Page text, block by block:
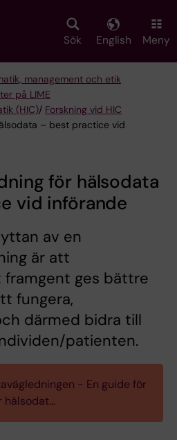
Sök English Meny
management och etik
på LIME
(HIC)/ Forskning vid HIC
– best practice vid
för hälsodata
vid införande
av en
är att
ges bättre
fungera,
därmed bidra till
patienten.
- En guide för
hälsodat…